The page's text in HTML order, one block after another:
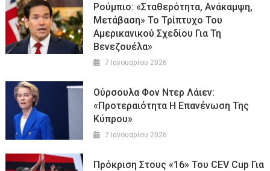
Ρούμπιο: «Σταθερότητα, Ανάκαμψη,
Μετάβαση» Το Τρίπτυχο Του
Αμερικανικού Σχεδίου Για Τη
Βενεζουέλα»
7 Ιανουαρίου 2026
Ούρσουλα Φον Ντερ Λάιεν:
«Προτεραιότητα Η Επανένωση Της
Κύπρου»
7 Ιανουαρίου 2026
Πρόκριση Στους «16» Του CEV Cup Για